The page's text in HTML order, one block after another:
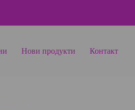
Нови продукти Контакт